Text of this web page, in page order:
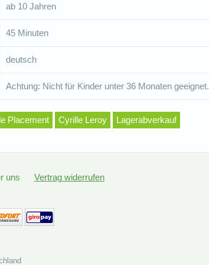
ab 10 Jahren
45 Minuten
deutsch
Achtung: Nicht für Kinder unter 36 Monaten geeignet.
Placement Cyrille Leroy Lagerabverkauf
uns Vertrag widerrufen